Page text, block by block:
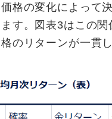
格の変化によって
す。図表3はこの
のリターンが一貫